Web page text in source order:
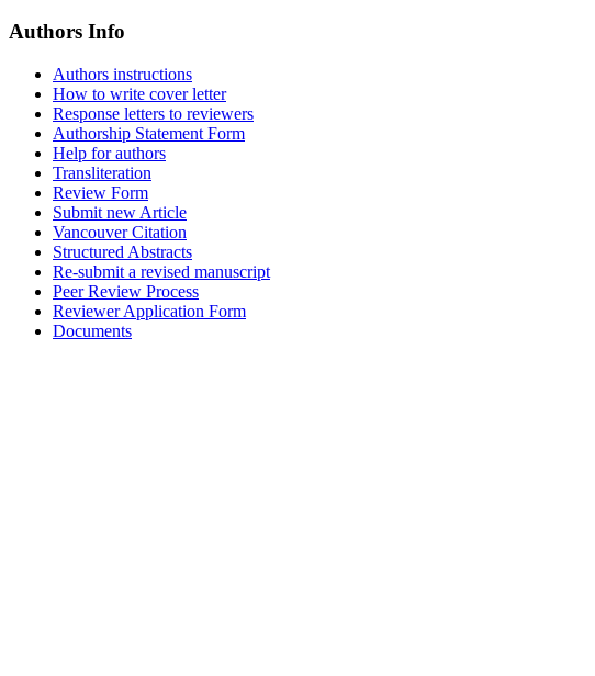
Authors Info
Authors instructions
How to write cover letter
Response letters to reviewers
Authorship Statement Form
Help for authors
Transliteration
Review Form
Submit new Article
Vancouver Citation
Structured Abstracts
Re-submit a revised manuscript
Peer Review Process
Reviewer Application Form
Documents